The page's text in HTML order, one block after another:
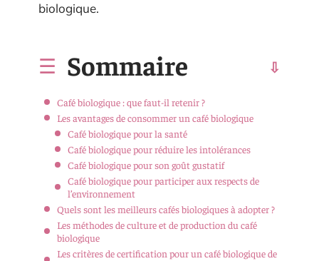
biologique.
Sommaire
Café biologique : que faut-il retenir ?
Les avantages de consommer un café biologique
Café biologique pour la santé
Café biologique pour réduire les intolérances
Café biologique pour son goût gustatif
Café biologique pour participer aux respects de
l’environnement
Quels sont les meilleurs cafés biologiques à adopter ?
Les méthodes de culture et de production du café
biologique
Les critères de certification pour un café biologique de